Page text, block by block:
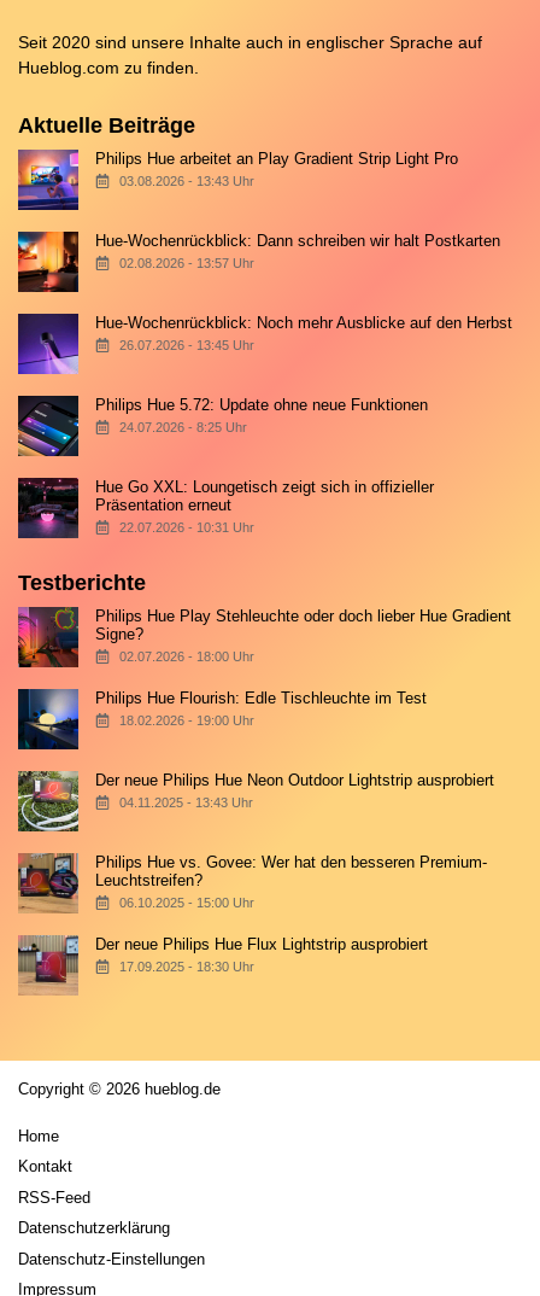
Seit 2020 sind unsere Inhalte auch in englischer Sprache auf
Hueblog.com zu finden.
Aktuelle Beiträge
Philips Hue arbeitet an Play Gradient Strip Light Pro
03.08.2026 - 13:43 Uhr
Hue-Wochenrückblick: Dann schreiben wir halt Postkarten
02.08.2026 - 13:57 Uhr
Hue-Wochenrückblick: Noch mehr Ausblicke auf den Herbst
26.07.2026 - 13:45 Uhr
Philips Hue 5.72: Update ohne neue Funktionen
24.07.2026 - 8:25 Uhr
Hue Go XXL: Loungetisch zeigt sich in offizieller
Präsentation erneut
22.07.2026 - 10:31 Uhr
Testberichte
Philips Hue Play Stehleuchte oder doch lieber Hue Gradient
Signe?
02.07.2026 - 18:00 Uhr
Philips Hue Flourish: Edle Tischleuchte im Test
18.02.2026 - 19:00 Uhr
Der neue Philips Hue Neon Outdoor Lightstrip ausprobiert
04.11.2025 - 13:43 Uhr
Philips Hue vs. Govee: Wer hat den besseren Premium-
Leuchtstreifen?
06.10.2025 - 15:00 Uhr
Der neue Philips Hue Flux Lightstrip ausprobiert
17.09.2025 - 18:30 Uhr
Copyright © 2026 hueblog.de
Home
Kontakt
RSS-Feed
Datenschutzerklärung
Datenschutz-Einstellungen
Impressum